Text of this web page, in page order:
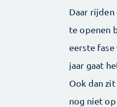
Daar rijden
te openen
eerste
jaar gaat
Ook dan
nog niet op